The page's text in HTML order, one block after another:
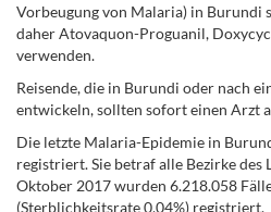
Vorbeugung von Malaria) in Burundi
daher Atovaquon-Proguanil,
verwenden.
Reisende, die in Burundi oder nach
entwickeln, sollten sofort einen Arzt
Die letzte Malaria-Epidemie in
registriert. Sie betraf alle Bezirke des
Oktober 2017 wurden 6.218.058
(Sterblichkeitsrate 0,04%) registriert.